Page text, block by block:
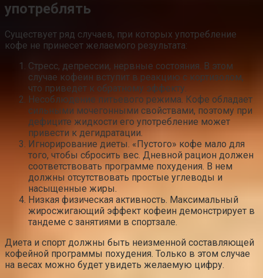
употреблять
Существует ряд случаев, при которых употребление
кофе не принесет желаемого результата:
Стресс, депрессии, нервные состояния. В этом
случае кофеин вступит в реакцию с кортизолом,
что приведет к обратному эффекту.
Несоблюдение питьевого режима. Кофе обладает
сильными мочегонными свойствами, поэтому при
дефиците жидкости его употребление может
привести к дегидратации.
Игнорирование диеты. «Пустого» кофе мало для
того, чтобы сбросить вес. Дневной рацион должен
соответствовать программе похудения. В нем
должны отсутствовать простые углеводы и
насыщенные жиры.
Низкая физическая активность. Максимальный
жиросжигающий эффект кофеин демонстрирует в
тандеме с занятиями в спортзале.
Диета и спорт должны быть неизменной составляющей
кофейной программы похудения. Только в этом случае
на весах можно будет увидеть желаемую цифру.